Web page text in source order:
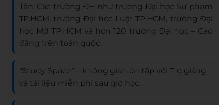
Tân; Các trường ĐH như trường Đại học Sư phạm
TP.HCM, trường Đại học Luật TP.HCM, trường Đại
học Mở TP.HCM và hơn 120 trường Đại học – Cao
đẳng trên toàn quốc.
“Study Space” – không gian ôn tập với Trợ giảng
và tài liệu miễn phí sau giờ học.